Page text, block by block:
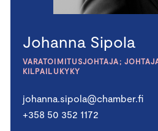
Johanna Sipola
VARATOIMITUSJOHTAJA;
KILPAILUKYKY
johanna.sipola@chamber.fi
+358 50 352 1172